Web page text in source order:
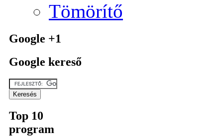
Tömörítő
Google +1
Google kereső
Top 10
program